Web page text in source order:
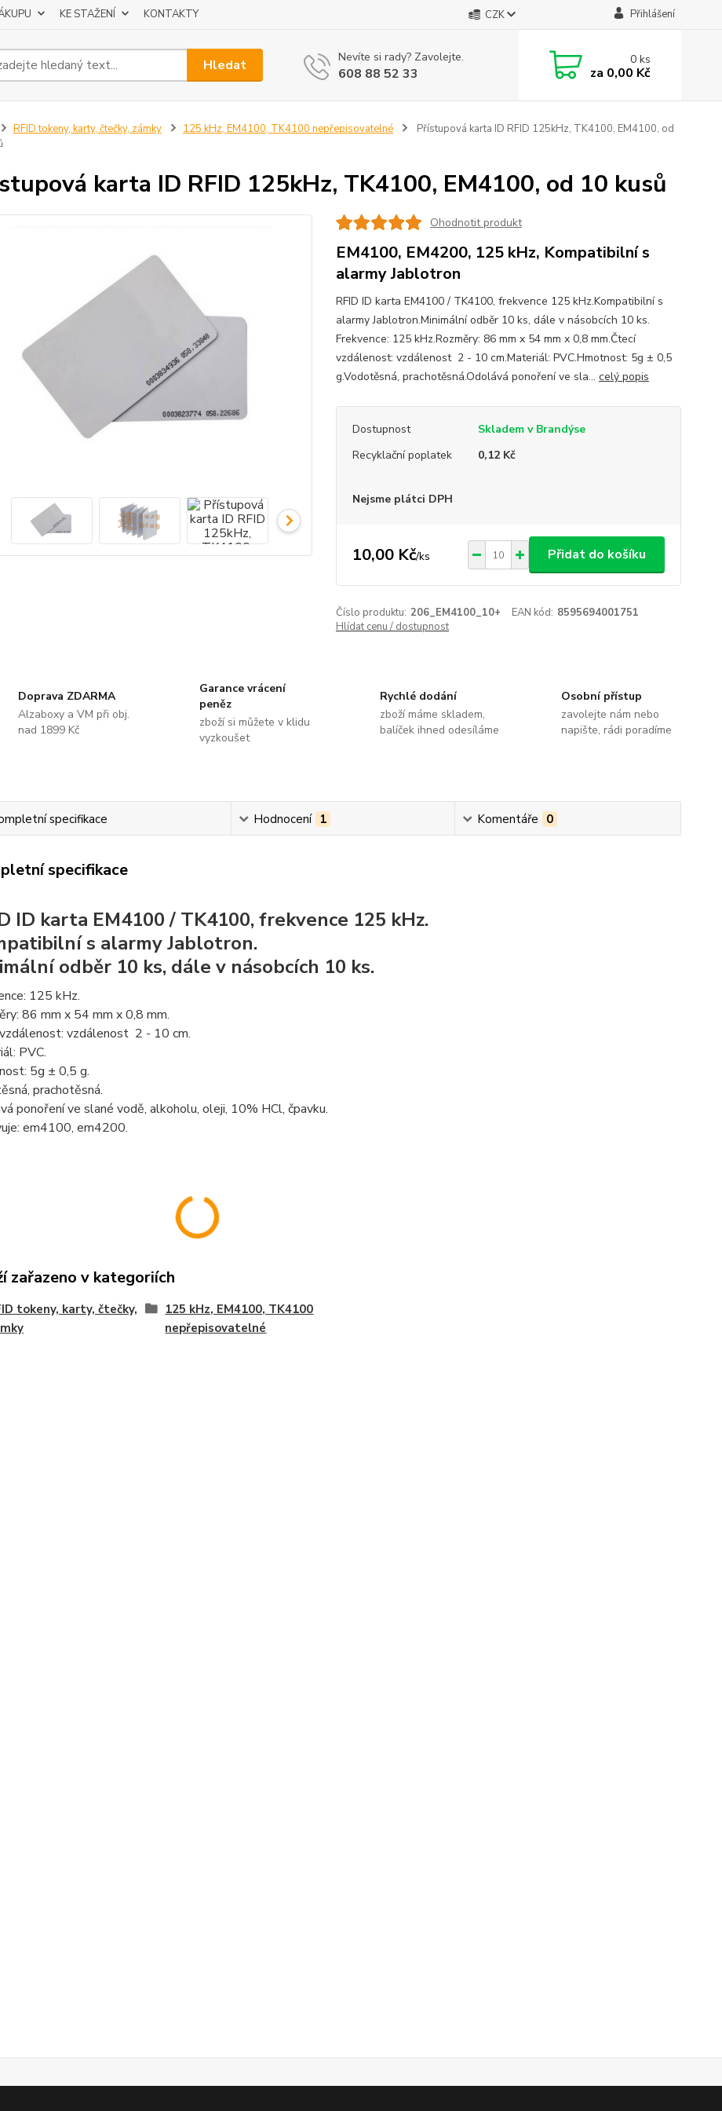
KE STAŽENÍ KONTAKTY CZK Přihlášení
Hledat Nevíte si rady? Zavolejte.
608 88 52 33
0ks
za 0,00 Kč
RFID tokeny, karty, čtečky, zámky 125 kHz, EM4100, TK4100 nepřepisovatelné
Přístupová karta ID RFID 125kHz, TK4100, EM4100, od
karta ID RFID 125kHz, TK4100, EM4100, od 10 kusů
Ohodnotit produkt
EM4100, EM4200, 125 kHz, Kompatibilní s
alarmy Jablotron
RFID ID karta EM4100 / TK4100, frekvence 125 kHz.Kompatibilní s
alarmy Jablotron.Minimální odběr 10 ks, dále v násobcích 10 ks.
Frekvence: 125 kHz.Rozměry: 86 mm x 54 mm x 0,8 mm.Čtecí
vzdálenost: vzdálenost 2 - 10 cm.Materiál: PVC.Hmotnost: 5g ± 0,5
g.Vodotěsná, prachotěsná.Odolává ponoření ve sla... celý popis
Dostupnost
Skladem v Brandýse
Recyklační poplatek
0,12 Kč
Nejsme plátci DPH
10,00 Kč/ks Přidat do košíku
Číslo produktu: 206_EM4100_10+ EAN kód: 8595694001751
Hlídat cenu / dostupnost
Doprava ZDARMA
Alzaboxy a VM při obj.
nad 1899 Kč
Garance vrácení
peněz
zboží si můžete v klidu
vyzkoušet
Rychlé dodání
zboží máme skladem,
balíček ihned odesíláme
Osobní přístup
zavolejte nám nebo
napište, rádi poradíme
specifikace Hodnocení 1 Komentáře 0
specifikace
ID karta EM4100 / TK4100, frekvence 125 kHz.
s alarmy Jablotron.
odběr 10 ks, dále v násobcích 10 ks.
125 kHz.
86 mm x 54 mm x 0,8 mm.
vzdálenost 2 - 10 cm.
PVC.
5g ± 0,5 g.
prachotěsná.
ponoření ve slané vodě, alkoholu, oleji, 10% HCl, čpavku.
em4100, em4200.
zařazeno v kategoriích
tokeny, karty, čtečky,
125 kHz, EM4100, TK4100
nepřepisovatelné